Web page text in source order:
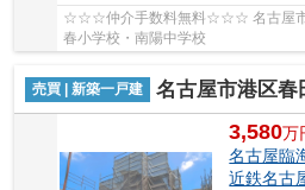
☆☆☆仲介手数料無料☆☆☆ 名古屋市
春小学校・南陽中学校
売買 | 新築一戸建 名古屋市港区春田野２丁目1404-1
3,580万
名古屋臨
近鉄名古